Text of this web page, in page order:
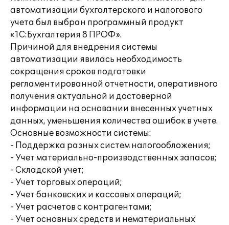
автоматизации бухгалтерского и налогового
учета был выбран программный продукт
«1С:Бухгалтерия 8 ПРОФ».
Причиной для внедрения системы
автоматизации явилась необходимость
сокращения сроков подготовки
регламентированной отчетности, оперативного
получения актуальной и достоверной
информации на основании внесенных учетных
данных, уменьшения количества ошибок в учете.
Основные возможности системы:
- Поддержка разных систем налогообложения;
- Учет материально-производственных запасов;
- Складской учет;
- Учет торговых операций;
- Учет банковских и кассовых операций;
- Учет расчетов с контрагентами;
- Учет основных средств и нематериальных